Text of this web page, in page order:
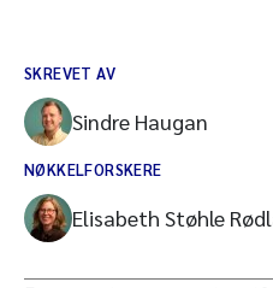
SKREVET AV
Sindre Haugan
NØKKELFORSKERE
Elisabeth Støhle